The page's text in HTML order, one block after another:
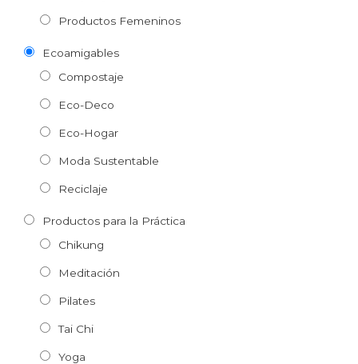
Productos Femeninos
Ecoamigables
Compostaje
Eco-Deco
Eco-Hogar
Moda Sustentable
Reciclaje
Productos para la Práctica
Chikung
Meditación
Pilates
Tai Chi
Yoga